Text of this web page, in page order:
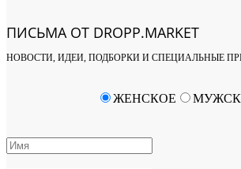
ПИСЬМА ОТ DROPP.MARKET
НОВОСТИ, ИДЕИ, ПОДБОРКИ И СПЕЦИАЛЬНЫЕ
ЖЕНСКОЕ